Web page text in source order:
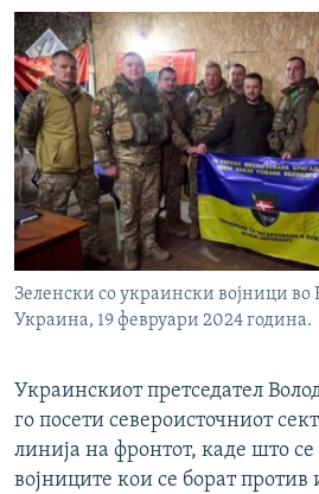
на
пребарување
ПРИЈАВИ СЕ ЗА ЊУЗЛЕТЕР
ПОДКАСТ ЗОШТО?
СЛЕДЕТЕ НЕ
РСЕ веб страници
Зеленски со украински војници во
Украина, 19 февруари 2024 година.
Украинскиот претседател
го посети североисточниот
линија на фронтот, каде што се
војниците кои се борат против